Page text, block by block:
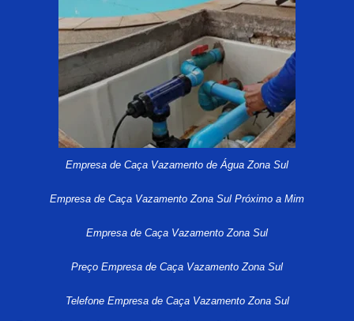
Empresa de Caça Vazamento de Água Zona Sul
Empresa de Caça Vazamento Zona Sul Próximo a Mim
Empresa de Caça Vazamento Zona Sul
Preço Empresa de Caça Vazamento Zona Sul
Telefone Empresa de Caça Vazamento Zona Sul